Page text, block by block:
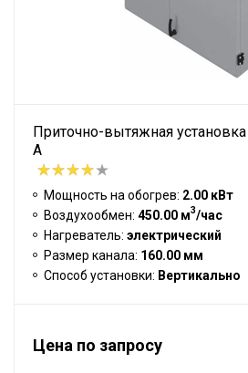
Приточно-вытяжная установка
A
Мощность на обогрев: 2.00 кВт
Воздухообмен: 450.00 м3/час
Нагреватель: электрический
Размер канала: 160.00 мм
Способ установки: Вертикально
Цена по запросу